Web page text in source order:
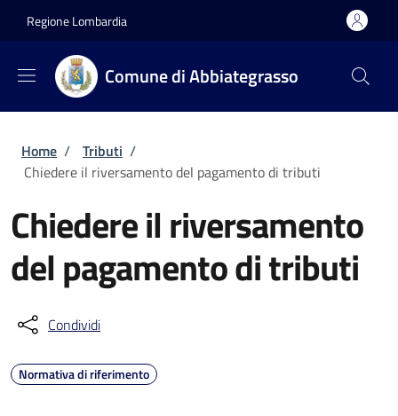
Regione Lombardia
Comune di Abbiategrasso
Briciole di pane
Home / Tributi /
Chiedere il riversamento del pagamento di tributi
Chiedere il riversamento
del pagamento di tributi
Condividi
Normativa di riferimento